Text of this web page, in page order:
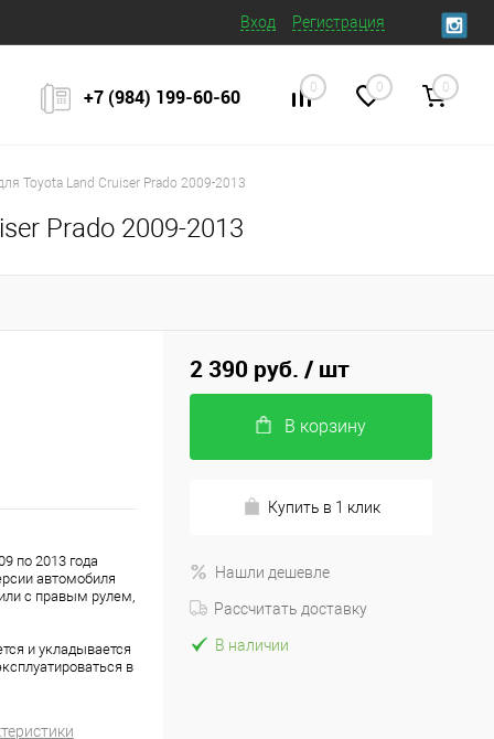
Вход Регистрация
+7 (984) 199‒60‒60 0 0 0
Toyota Land Cruiser Prado 2009-2013
Prado 2009-2013
по 2013 года
автомобиля
с правым рулем,
и укладывается
в
2 390 руб. / шт
В корзину
Купить в 1 клик
Нашли дешевле
Рассчитать доставку
В наличии